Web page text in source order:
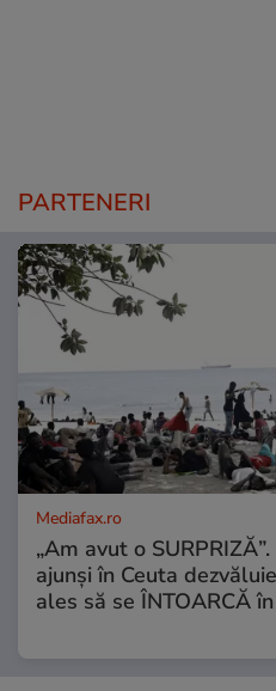
PARTENERI
Mediafax.ro
„Am avut o
ajunși în Ceuta
ales să se ÎNTOARCĂ